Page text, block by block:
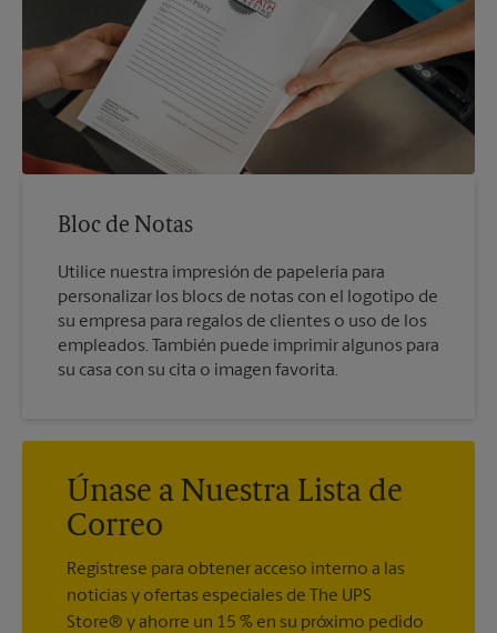
Bloc de Notas
Utilice nuestra impresión de papelería para
personalizar los blocs de notas con el logotipo de
su empresa para regalos de clientes o uso de los
empleados. También puede imprimir algunos para
su casa con su cita o imagen favorita.
Únase a Nuestra Lista de
Correo
Regístrese para obtener acceso interno a las
noticias y ofertas especiales de The UPS
Store® y ahorre un 15 % en su próximo pedido